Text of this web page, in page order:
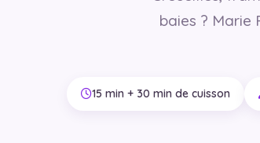
baies ? Marie
15 min + 30 min de cuisson